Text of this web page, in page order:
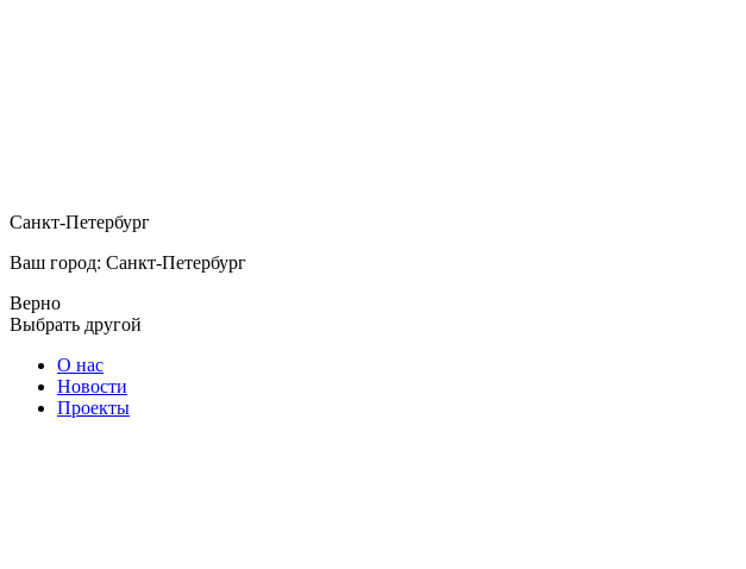
Санкт-Петербург
Ваш город: Санкт-Петербург
Верно
Выбрать другой
О нас
Новости
Проекты